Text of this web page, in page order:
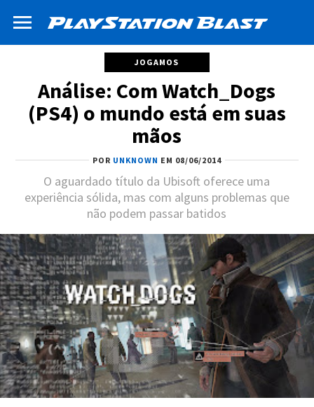
JOGAMOS
Análise: Com Watch_Dogs
(PS4) o mundo está em suas
mãos
POR UNKNOWN EM 08/06/2014
O aguardado título da Ubisoft oferece uma
experiência sólida, mas com alguns problemas que
não podem passar batidos